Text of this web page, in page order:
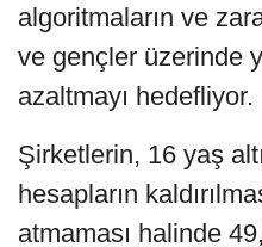
algoritmaların ve
ve gençler üzerinde
azaltmayı hedefliyor.
Şirketlerin, 16 yaş
hesapların
atmaması halinde